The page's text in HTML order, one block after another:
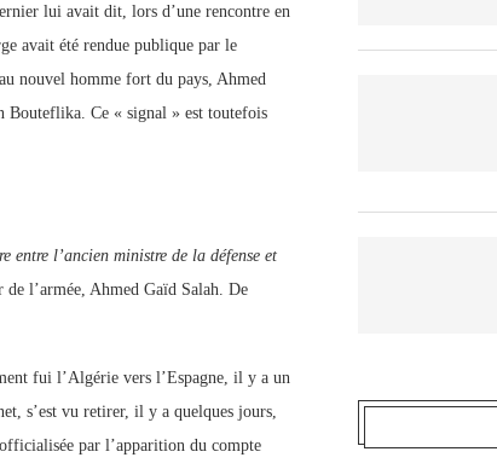
lui avait dit, lors d’une rencontre en
avait été rendue publique par le
nouvel homme fort du pays, Ahmed
Bouteflika. Ce « signal » est toutefois
entre l’ancien ministre de la défense et
l’armée, Ahmed Gaïd Salah. De
fui l’Algérie vers l’Espagne, il y a un
s’est vu retirer, il y a quelques jours,
par l’apparition du compte